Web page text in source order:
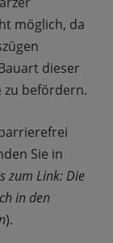
möglich, da
dieser
zu befördern.
Sie in
zum Link: Die
in den
).